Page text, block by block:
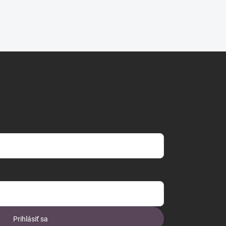
Prihlásiť sa